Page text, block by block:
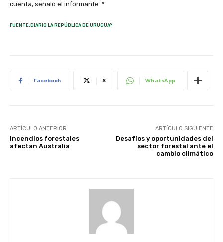
cuenta, señaló el informante. *
FUENTE:DIARIO LA REPÚBLICA DE URUGUAY
Facebook X WhatsApp
ARTÍCULO ANTERIOR
Incendios forestales
afectan Australia
ARTÍCULO SIGUIENTE
Desafíos y oportunidades del
sector forestal ante el
cambio climático